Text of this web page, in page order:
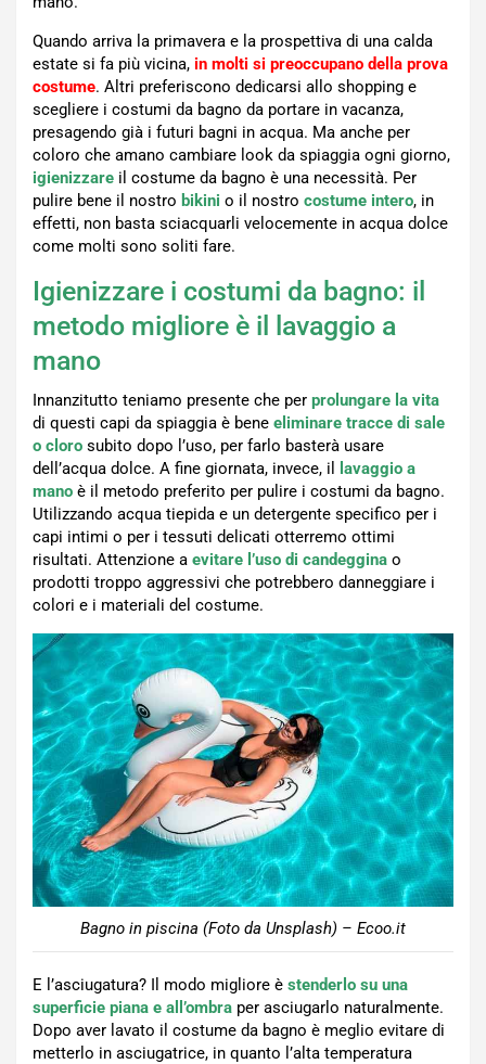
Quando arriva la primavera e la prospettiva di una calda
estate si fa più vicina, in molti si preoccupano della prova
costume. Altri preferiscono dedicarsi allo shopping e
scegliere i costumi da bagno da portare in vacanza,
presagendo già i futuri bagni in acqua. Ma anche per
coloro che amano cambiare look da spiaggia ogni giorno,
igienizzare il costume da bagno è una necessità. Per
pulire bene il nostro bikini o il nostro costume intero, in
effetti, non basta sciacquarli velocemente in acqua dolce
come molti sono soliti fare.
Igienizzare i costumi da bagno: il
metodo migliore è il lavaggio a
mano
Innanzitutto teniamo presente che per prolungare la vita
di questi capi da spiaggia è bene eliminare tracce di sale
o cloro subito dopo l’uso, per farlo basterà usare
dell’acqua dolce. A fine giornata, invece, il
lavaggio a
mano è il metodo preferito per pulire i costumi da bagno.
Utilizzando acqua tiepida e un detergente specifico per i
capi intimi o per i tessuti delicati otterremo ottimi
risultati. Attenzione a evitare l’uso di candeggina o
prodotti troppo aggressivi che potrebbero danneggiare i
colori e i materiali del costume.
Bagno in piscina (Foto da Unsplash) – Ecoo.it
E l’asciugatura? Il modo migliore è stenderlo su una
superficie piana e all’ombra per asciugarlo naturalmente.
Dopo aver lavato il costume da bagno è meglio evitare di
metterlo in asciugatrice, in quanto l’alta temperatura